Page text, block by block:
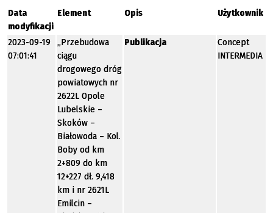
Data
modyfikacji
Element Opis Użytkownik
2023-09-19
07:01:41
„Przebudowa
ciągu
drogowego dróg
powiatowych nr
2622L Opole
Lubelskie –
Skoków –
Białowoda – Kol.
Boby od km
2+809 do km
12+227 dł. 9,418
km i nr 2621L
Emilcin –
Publikacja
Concept
INTERMEDIA